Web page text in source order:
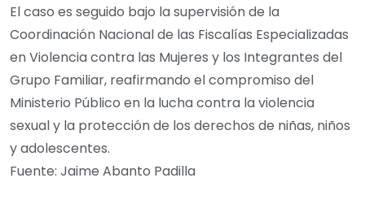
El caso es seguido bajo la supervisión de la
Coordinación Nacional de las Fiscalías Especializadas
en Violencia contra las Mujeres y los Integrantes del
Grupo Familiar, reafirmando el compromiso del
Ministerio Público en la lucha contra la violencia
sexual y la protección de los derechos de niñas, niños
y adolescentes.
Fuente: Jaime Abanto Padilla